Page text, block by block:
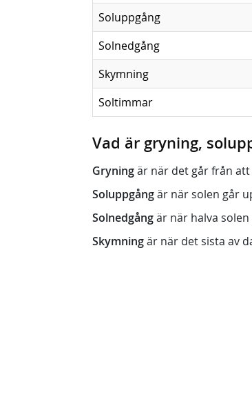
Soluppgång
Solnedgång
Skymning
Soltimmar
Vad är gryning,
Gryningär när det går från
Soluppgångär när solen går
Solnedgångär när halva
Skymningär när det sista av